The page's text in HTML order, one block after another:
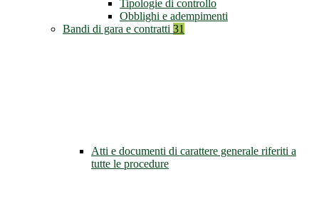
Tipologie di controllo
Obblighi e adempimenti
Bandi di gara e contratti 31
Atti e documenti di carattere generale riferiti a
tutte le procedure